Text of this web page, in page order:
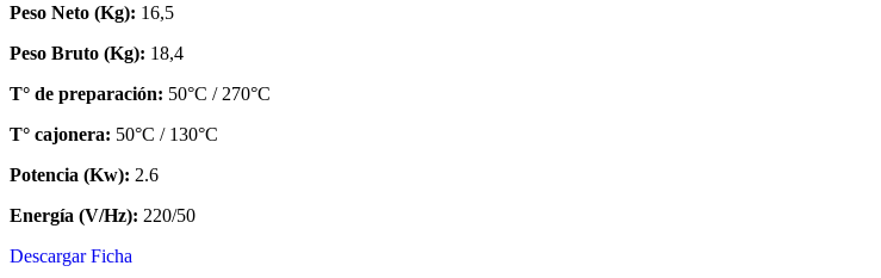
Peso Neto (Kg): 16,5
Peso Bruto (Kg): 18,4
T° de preparación: 50°C / 270°C
T° cajonera: 50°C / 130°C
Potencia (Kw): 2.6
Energía (V/Hz): 220/50
Descargar Ficha